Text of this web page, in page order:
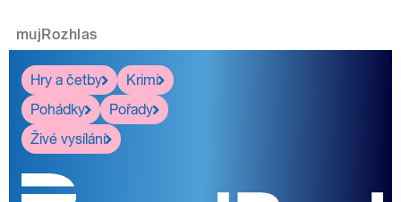
mujRozhlas
Hry a četby
Krimi
Pohádky
Pořady
Živé vysílání